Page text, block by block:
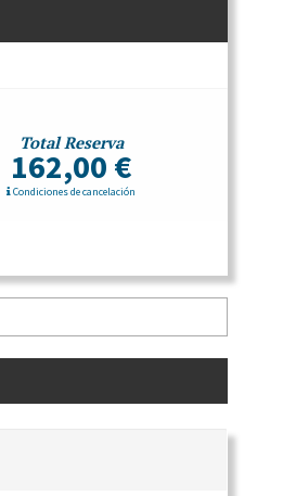
Total Reserva
162,00 €
Condiciones de cancelación